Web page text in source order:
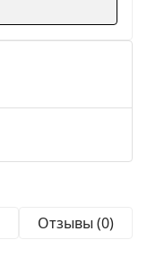
Отзывы (0)